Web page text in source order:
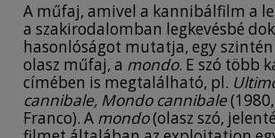
A műfaj, amivel a kannibálfilm a
a szakirodalomban legkevésbé
hasonlóságot mutatja, egy
olasz műfaj, a mondo. E szó több
címében is megtalálható, pl.
cannibale, Mondo cannibale(1980,
Franco). A mondo(olasz szó,